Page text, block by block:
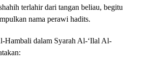
terlahir dari tangan beliau, begitu
nama perawi hadits.
Hambali dalam Syarah Al-‘Ilal Al-